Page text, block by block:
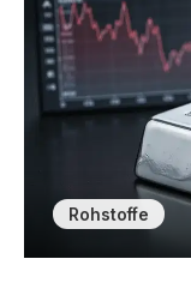
Rohstoffe